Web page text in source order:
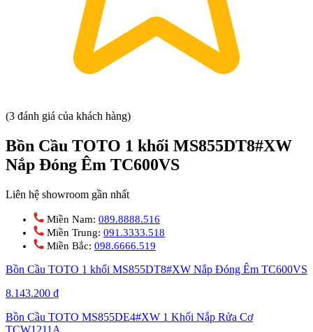
(3 đánh giá của khách hàng)
Bồn Cầu TOTO 1 khối MS855DT8#XW
Nắp Đóng Êm TC600VS
Liên hệ showroom gần nhất
Miền Nam: 089.8888.516
Miền Trung: 091.3333.518
Miền Bắc: 098.6666.519
Bồn Cầu TOTO 1 khối MS855DT8#XW Nắp Đóng Êm TC600VS
8.143.200 ₫
Bồn Cầu TOTO MS855DE4#XW 1 Khối Nắp Rửa Cơ
TCW1211A